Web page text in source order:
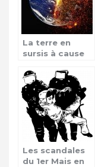
La terre en
sursis à cause
catastrophes
Les scandales
du 1er Mais en